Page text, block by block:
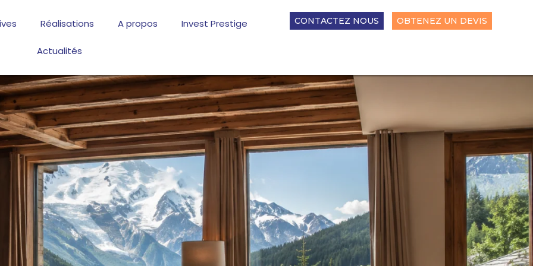
Réalisations A propos Invest Prestige
Actualités
CONTACTEZ NOUS OBTENEZ UN DEVIS